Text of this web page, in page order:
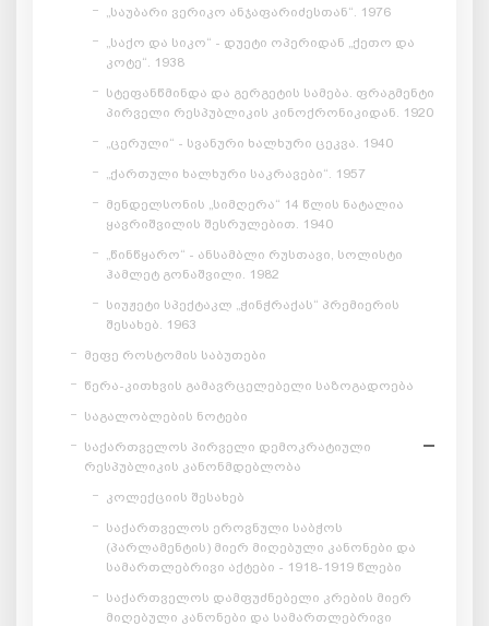
„საუბარი ვერიკო ანჯაფარიძესთან“. 1976
„საქო და სიკო“ - დუეტი ოპერიდან „ქეთო და
კოტე“. 1938
სტეფანწმინდა და გერგეტის სამება. ფრაგმენტი
პირველი რესპუბლიკის კინოქრონიკიდან. 1920
„ცერული“ - სვანური ხალხური ცეკვა. 1940
„ქართული ხალხური საკრავები“. 1957
მენდელსონის „სიმღერა“ 14 წლის ნატალია
ყავრიშვილის შესრულებით. 1940
„წინწყარო“ - ანსამბლი რუსთავი, სოლისტი
ჰამლეტ გონაშვილი. 1982
სიუჟეტი სპექტაკლ „ჭინჭრაქას“ პრემიერის
შესახებ. 1963
მეფე როსტომის საბუთები
წერა-კითხვის გამავრცელებელი საზოგადოება
საგალობლების ნოტები
საქართველოს პირველი დემოკრატიული
რესპუბლიკის კანონმდებლობა
კოლექციის შესახებ
საქართველოს ეროვნული საბჭოს
(პარლამენტის) მიერ მიღებული კანონები და
სამართლებრივი აქტები - 1918-1919 წლები
საქართველოს დამფუძნებელი კრების მიერ
მიღებული კანონები და სამართლებრივი